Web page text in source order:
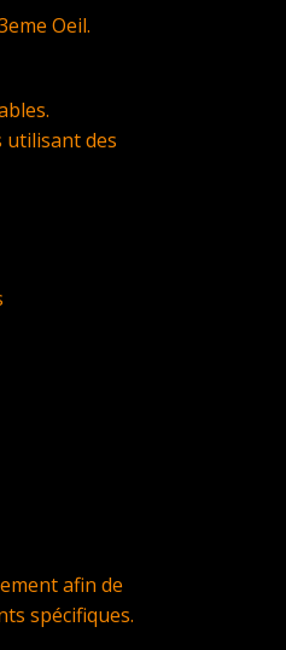
Oeil.
utilisant des
afin de
spécifiques.